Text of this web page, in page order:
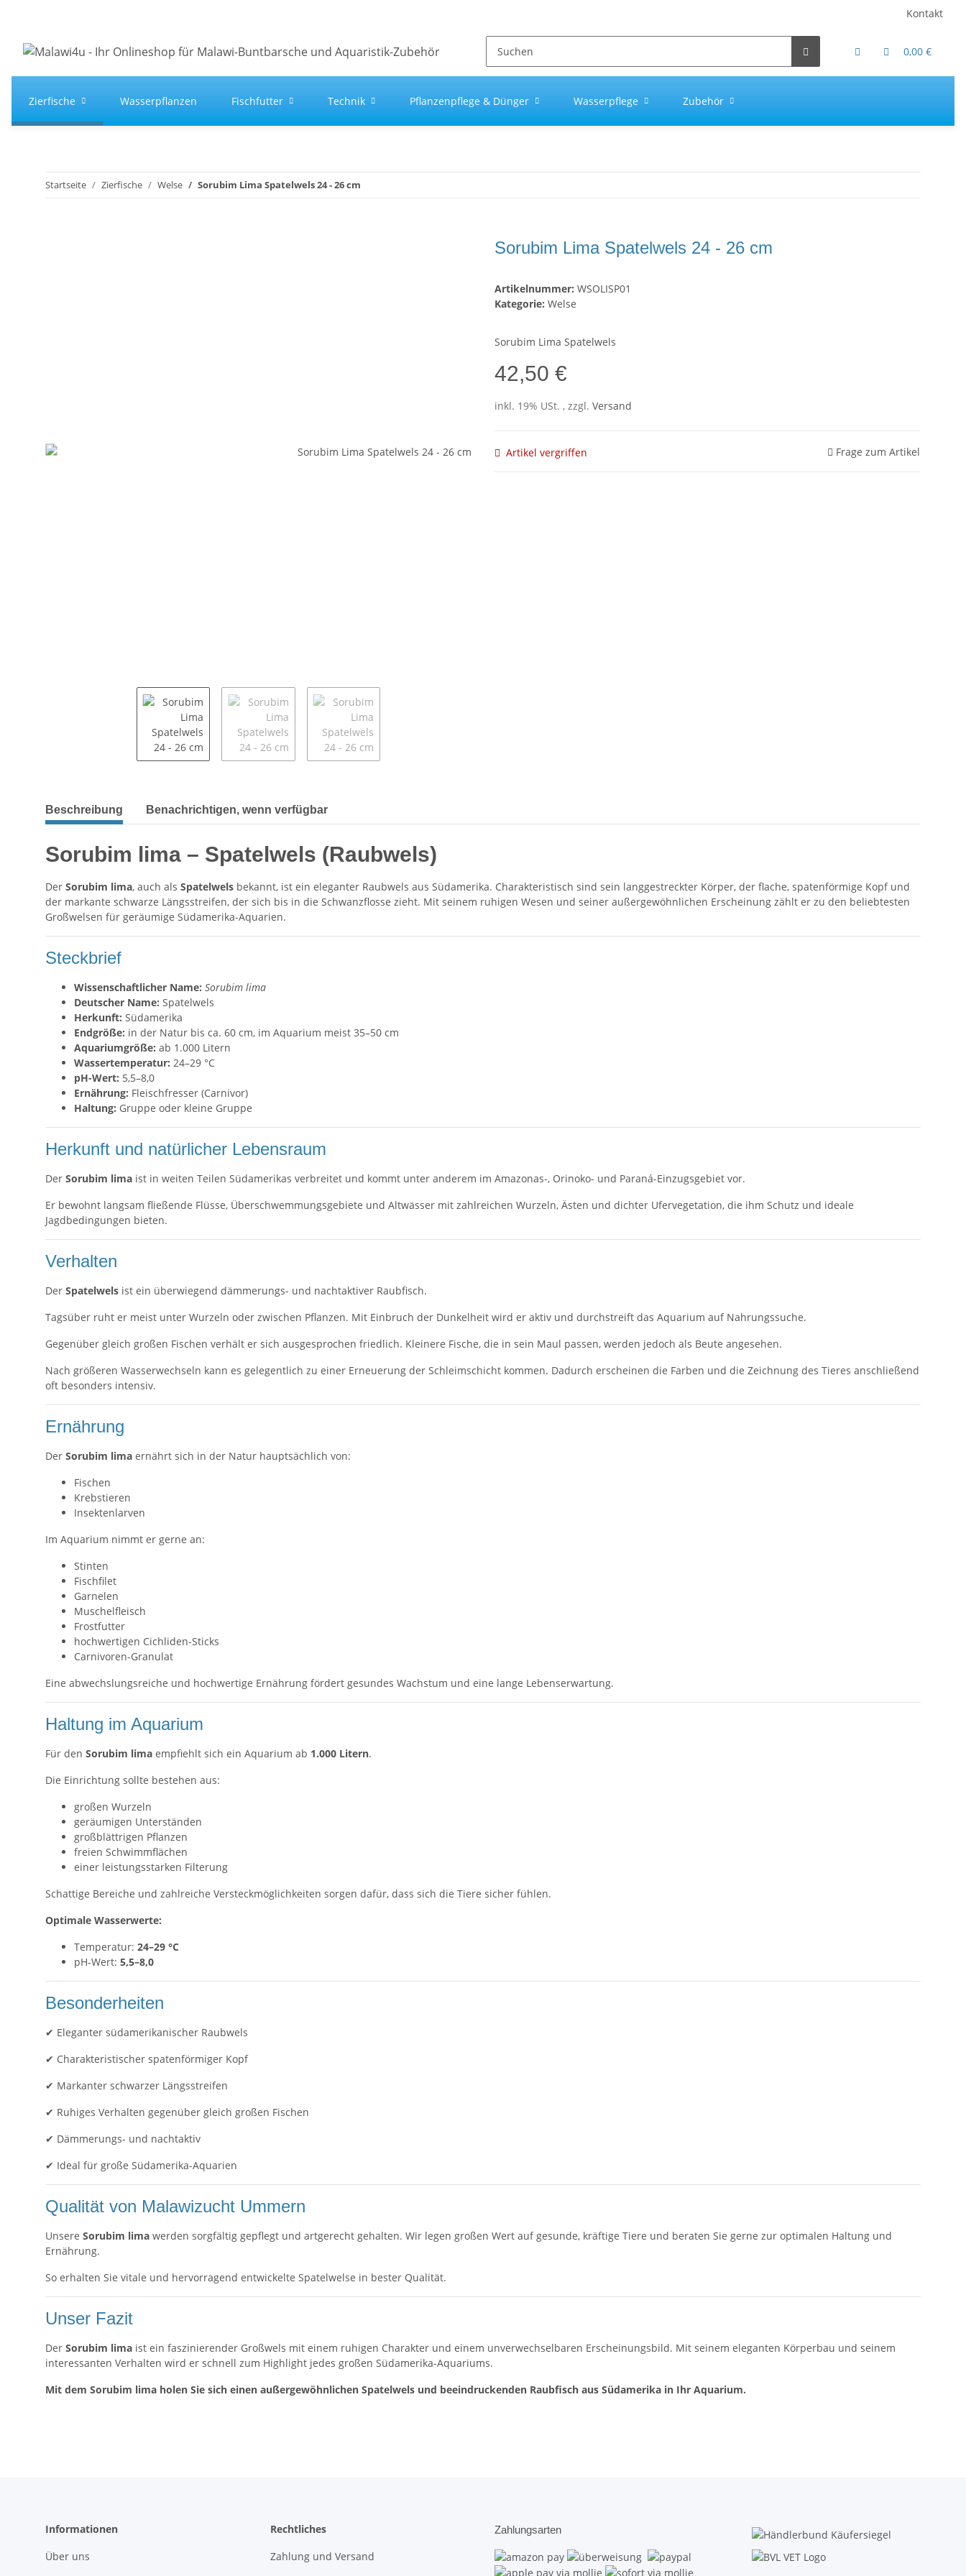
Kontakt
0,00 €
Zierfische Wasserpflanzen Fischfutter Technik Pflanzenpflege & Dünger Wasserpflege Zubehör
Startseite Zierfische Welse Sorubim Lima Spatelwels 24 - 26 cm
Sorubim Lima Spatelwels 24 - 26 cm
Artikelnummer: WSOLISP01
Kategorie: Welse
Sorubim Lima Spatelwels
42,50 €
inkl. 19% USt. , zzgl. Versand
Artikel vergriffen Frage zum Artikel
Beschreibung Benachrichtigen, wenn verfügbar
Sorubim lima – Spatelwels (Raubwels)
Der Sorubim lima, auch als Spatelwels bekannt, ist ein eleganter Raubwels aus Südamerika. Charakteristisch sind sein langgestreckter Körper, der flache, spatenförmige Kopf und
der markante schwarze Längsstreifen, der sich bis in die Schwanzflosse zieht. Mit seinem ruhigen Wesen und seiner außergewöhnlichen Erscheinung zählt er zu den beliebtesten
Großwelsen für geräumige Südamerika-Aquarien.
Steckbrief
Wissenschaftlicher Name: Sorubim lima
Deutscher Name: Spatelwels
Herkunft: Südamerika
Endgröße: in der Natur bis ca. 60 cm, im Aquarium meist 35–50 cm
Aquariumgröße: ab 1.000 Litern
Wassertemperatur: 24–29 °C
pH-Wert: 5,5–8,0
Ernährung: Fleischfresser (Carnivor)
Haltung: Gruppe oder kleine Gruppe
Herkunft und natürlicher Lebensraum
Der Sorubim lima ist in weiten Teilen Südamerikas verbreitet und kommt unter anderem im Amazonas-, Orinoko- und Paraná-Einzugsgebiet vor.
Er bewohnt langsam fließende Flüsse, Überschwemmungsgebiete und Altwässer mit zahlreichen Wurzeln, Ästen und dichter Ufervegetation, die ihm Schutz und ideale
Jagdbedingungen bieten.
Verhalten
Der Spatelwels ist ein überwiegend dämmerungs- und nachtaktiver Raubfisch.
Tagsüber ruht er meist unter Wurzeln oder zwischen Pflanzen. Mit Einbruch der Dunkelheit wird er aktiv und durchstreift das Aquarium auf Nahrungssuche.
Gegenüber gleich großen Fischen verhält er sich ausgesprochen friedlich. Kleinere Fische, die in sein Maul passen, werden jedoch als Beute angesehen.
Nach größeren Wasserwechseln kann es gelegentlich zu einer Erneuerung der Schleimschicht kommen. Dadurch erscheinen die Farben und die Zeichnung des Tieres anschließend
oft besonders intensiv.
Ernährung
Der Sorubim lima ernährt sich in der Natur hauptsächlich von:
Fischen
Krebstieren
Insektenlarven
Im Aquarium nimmt er gerne an:
Stinten
Fischfilet
Garnelen
Muschelfleisch
Frostfutter
hochwertigen Cichliden-Sticks
Carnivoren-Granulat
Eine abwechslungsreiche und hochwertige Ernährung fördert gesundes Wachstum und eine lange Lebenserwartung.
Haltung im Aquarium
Für den Sorubim lima empfiehlt sich ein Aquarium ab 1.000 Litern.
Die Einrichtung sollte bestehen aus:
großen Wurzeln
geräumigen Unterständen
großblättrigen Pflanzen
freien Schwimmflächen
einer leistungsstarken Filterung
Schattige Bereiche und zahlreiche Versteckmöglichkeiten sorgen dafür, dass sich die Tiere sicher fühlen.
Optimale Wasserwerte:
Temperatur: 24–29 °C
pH-Wert: 5,5–8,0
Besonderheiten
✔ Eleganter südamerikanischer Raubwels
✔ Charakteristischer spatenförmiger Kopf
✔ Markanter schwarzer Längsstreifen
✔ Ruhiges Verhalten gegenüber gleich großen Fischen
✔ Dämmerungs- und nachtaktiv
✔ Ideal für große Südamerika-Aquarien
Qualität von Malawizucht Ummern
Unsere Sorubim lima werden sorgfältig gepflegt und artgerecht gehalten. Wir legen großen Wert auf gesunde, kräftige Tiere und beraten Sie gerne zur optimalen Haltung und
Ernährung.
So erhalten Sie vitale und hervorragend entwickelte Spatelwelse in bester Qualität.
Unser Fazit
Der Sorubim lima ist ein faszinierender Großwels mit einem ruhigen Charakter und einem unverwechselbaren Erscheinungsbild. Mit seinem eleganten Körperbau und seinem
interessanten Verhalten wird er schnell zum Highlight jedes großen Südamerika-Aquariums.
Mit dem Sorubim lima holen Sie sich einen außergewöhnlichen Spatelwels und beeindruckenden Raubfisch aus Südamerika in Ihr Aquarium.
Informationen
Über uns
Rechtliches
Zahlung und Versand
Zahlungsarten